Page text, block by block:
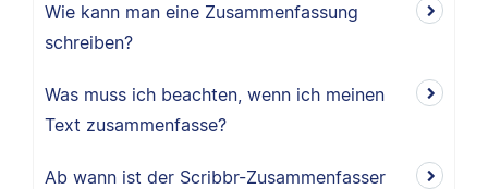
Wie kann man eine Zusammenfassung
schreiben?
Was muss ich beachten, wenn ich meinen
Text zusammenfasse?
Ab wann ist der Scribbr-Zusammenfasser